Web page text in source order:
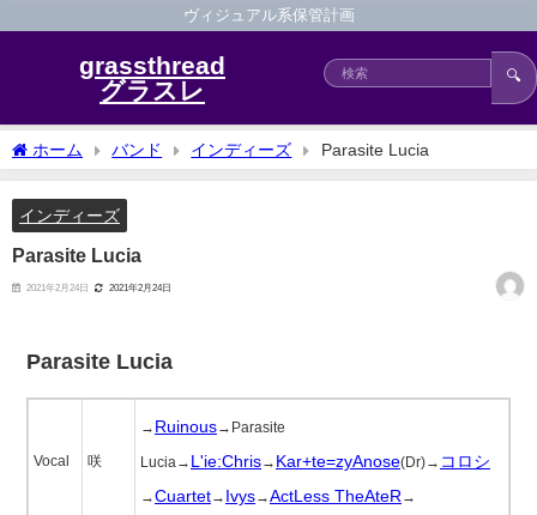
ヴィジュアル系保管計画
grassthread
グラスレ
🔍
ホーム バンド インディーズ Parasite Lucia
インディーズ
Parasite Lucia
2021年2月24日 2021年2月24日
Parasite Lucia
Vocal 咲
→ Ruinous→Parasite
Lucia→ L'ie:Chris→ Kar+te=zyAnose(Dr)→ コロシ
→Cuartet→ Ivys→ActLess TheAteR →